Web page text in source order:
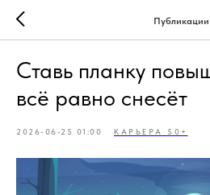
Публикации
Ставь планку
всё равно снесёт
2026-06-25 01:00 КАРЬЕРА 50+